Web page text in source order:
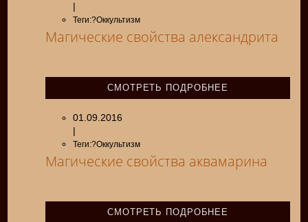
|
Теги:?Оккультизм
Магические свойства александрита
СМОТРЕТЬ ПОДРОБНЕЕ
01.09.2016
|
Теги:?Оккультизм
Магические свойства аквамарина
СМОТРЕТЬ ПОДРОБНЕЕ